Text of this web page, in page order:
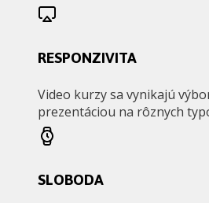
RESPONZIVITA
Video kurzy sa vynikajú
prezentáciou na rôznych
SLOBODA